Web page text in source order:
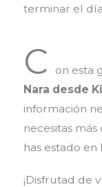
terminar el
C on esta
Nara desde
información
necesitas más
has estado
¡Disfrutad de